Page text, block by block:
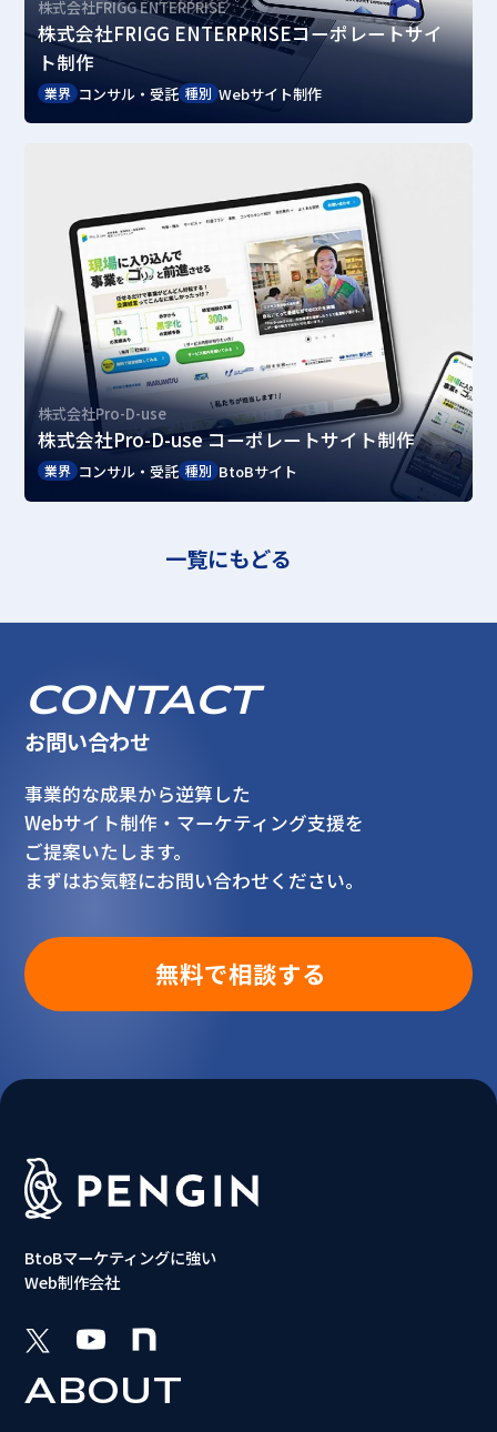
株式会社FRIGG ENTERPRISE
株式会社FRIGG ENTERPRISEコーポレートサイ
ト制作
業界 コンサル・受託 種別 Webサイト制作
株式会社Pro-D-use
株式会社Pro-D-use コーポレートサイト制作
業界 コンサル・受託 種別 BtoBサイト
一覧にもどる
CONTACT
お問い合わせ
事業的な成果から逆算した
Webサイト制作・マーケティング支援を
ご提案いたします。
まずはお気軽にお問い合わせください。
無料で相談する
BtoBマーケティングに強い
Web制作会社
ABOUT